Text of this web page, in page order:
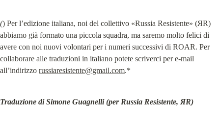
() Per l’edizione italiana, noi del collettivo «Russia Resistente» (ЯR)
abbiamo già formato una piccola squadra, ma saremo molto felici di
avere con noi nuovi volontari per i numeri successivi di ROAR. Per
collaborare alle traduzioni in italiano potete scriverci per e-mail
all’indirizzo russiaresistente@gmail.com.*
Traduzione di Simone Guagnelli (per Russia Resistente, ЯR)